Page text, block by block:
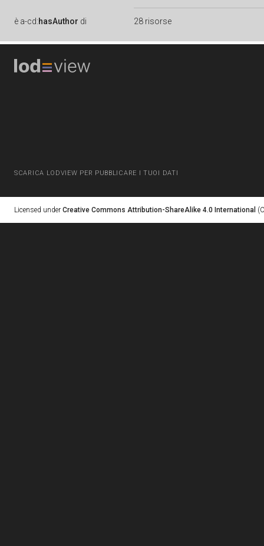
è a-cd:hasAuthor di 28 risorse
SCARICA LODVIEW PER PUBBLICARE I TUOI DATI
Licensed under Creative Commons Attribution-ShareAlike 4.0 International